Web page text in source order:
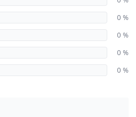
0 %
0 %
0 %
0 %